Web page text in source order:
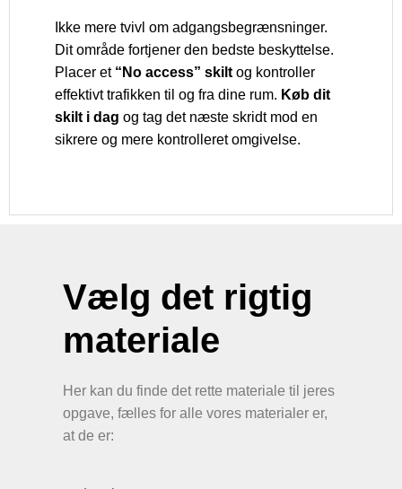
Ikke mere tvivl om adgangsbegrænsninger.
Dit område fortjener den bedste beskyttelse.
Placer et “No access” skilt og kontroller
effektivt trafikken til og fra dine rum. Køb dit
skilt i dag og tag det næste skridt mod en
sikrere og mere kontrolleret omgivelse.
Vælg det rigtig
materiale
Her kan du finde det rette materiale til jeres
opgave, fælles for alle vores materialer er,
at de er: